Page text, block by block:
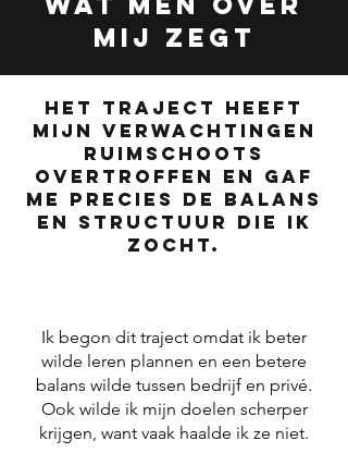
mij zegt
Het traject heeft
mijn verwachtingen
ruimschoots
overtroffen en gaf
me precies de balans
en structuur die ik
zocht.
Ik begon dit traject omdat ik beter
wilde leren plannen en een betere
balans wilde tussen bedrijf en privé.
Ook wilde ik mijn doelen scherper
krijgen, want vaak haalde ik ze niet.